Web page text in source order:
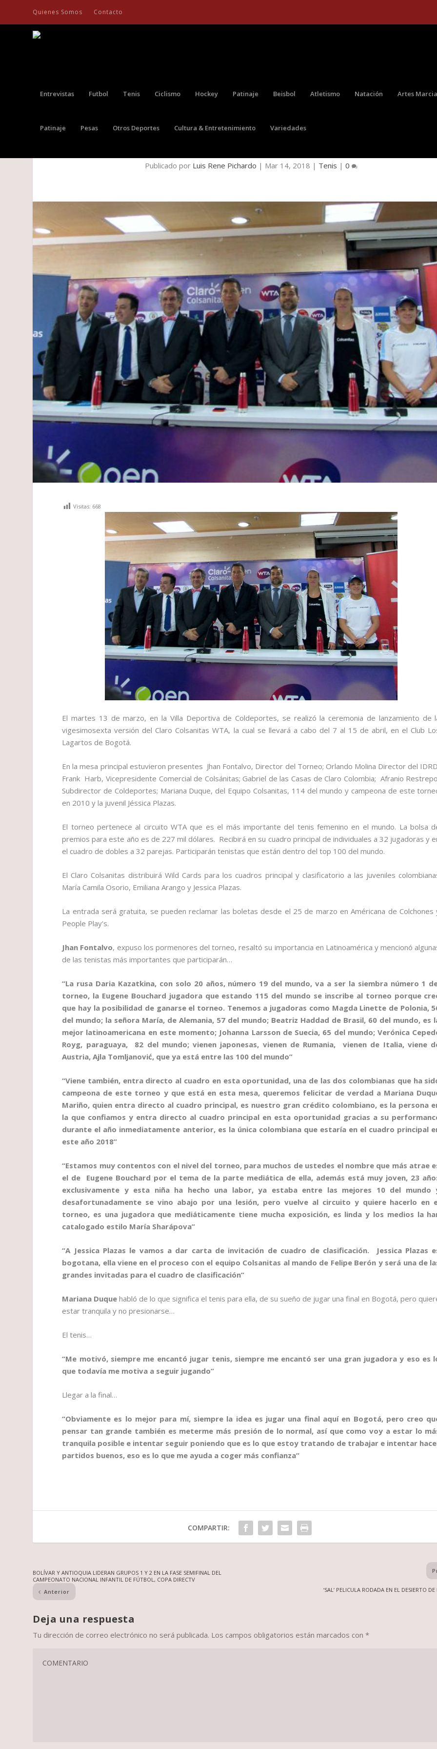
Quienes Somos Contacto
Entrevistas Futbol Tenis Ciclismo Hockey Patinaje Beisbol Atletismo Natación Artes
Patinaje Pesas Otros Deportes Cultura & Entretenimiento Variedades
Publicado por Luis Rene Pichardo | Mar 14, 2018 | Tenis | 0
Visitas: 668
El martes 13 de marzo, en la Villa Deportiva de Coldeportes, se realizó la ceremonia de lanzamiento de
vigesimosexta versión del Claro Colsanitas WTA, la cual se llevará a cabo del 7 al 15 de abril, en el Club
Lagartos de Bogotá.
En la mesa principal estuvieron presentes Jhan Fontalvo, Director del Torneo; Orlando Molina Director del
Frank Harb, Vicepresidente Comercial de Colsánitas; Gabriel de las Casas de Claro Colombia; Afranio
Subdirector de Coldeportes; Mariana Duque, del Equipo Colsanitas, 114 del mundo y campeona de este
en 2010 y la juvenil Jéssica Plazas.
El torneo pertenece al circuito WTA que es el más importante del tenis femenino en el mundo. La bolsa
premios para este año es de 227 mil dólares. Recibirá en su cuadro principal de individuales a 32 jugadoras y
el cuadro de dobles a 32 parejas. Participarán tenistas que están dentro del top 100 del mundo.
El Claro Colsanitas distribuirá Wild Cards para los cuadros principal y clasificatorio a las juveniles
María Camila Osorio, Emiliana Arango y Jessica Plazas.
La entrada será gratuita, se pueden reclamar las boletas desde el 25 de marzo en Américana de Colchones
People Play’s.
Jhan Fontalvo, expuso los pormenores del torneo, resaltó su importancia en Latinoamérica y mencionó
de las tenistas más importantes que participarán…
“La rusa Daria Kazatkina, con solo 20 años, número 19 del mundo, va a ser la siembra número 1
torneo, la Eugene Bouchard jugadora que estando 115 del mundo se inscribe al torneo porque
que hay la posibilidad de ganarse el torneo. Tenemos a jugadoras como Magda Linette de Polonia,
del mundo; la señora María, de Alemania, 57 del mundo; Beatriz Haddad de Brasil, 60 del mundo, es
mejor latinoamericana en este momento; Johanna Larsson de Suecia, 65 del mundo; Verónica
Royg, paraguaya, 82 del mundo; vienen japonesas, vienen de Rumania, vienen de Italia, viene
Austria, Ajla Tomljanović, que ya está entre las 100 del mundo”
“Viene también, entra directo al cuadro en esta oportunidad, una de las dos colombianas que ha
campeona de este torneo y que está en esta mesa, queremos felicitar de verdad a Mariana
Mariño, quien entra directo al cuadro principal, es nuestro gran crédito colombiano, es la persona
la que confiamos y entra directo al cuadro principal en esta oportunidad gracias a su
durante el año inmediatamente anterior, es la única colombiana que estaría en el cuadro principal
este año 2018”
“Estamos muy contentos con el nivel del torneo, para muchos de ustedes el nombre que más atrae
el de Eugene Bouchard por el tema de la parte mediática de ella, además está muy joven, 23
exclusivamente y esta niña ha hecho una labor, ya estaba entre las mejores 10 del mundo
desafortunadamente se vino abajo por una lesión, pero vuelve al circuito y quiere hacerlo en
torneo, es una jugadora que mediáticamente tiene mucha exposición, es linda y los medios la
catalogado estilo María Sharápova”
“A Jessica Plazas le vamos a dar carta de invitación de cuadro de clasificación. Jessica Plazas
bogotana, ella viene en el proceso con el equipo Colsanitas al mando de Felipe Berón y será una de
grandes invitadas para el cuadro de clasificación”
Mariana Duquehabló de lo que significa el tenis para ella, de su sueño de jugar una final en Bogotá, pero
estar tranquila y no presionarse…
El tenis…
“Me motivó, siempre me encantó jugar tenis, siempre me encantó ser una gran jugadora y eso es
que todavía me motiva a seguir jugando”
Llegar a la final…
“Obviamente es lo mejor para mí, siempre la idea es jugar una final aquí en Bogotá, pero creo
pensar tan grande también es meterme más presión de lo normal, así que como voy a estar lo
tranquila posible e intentar seguir poniendo que es lo que estoy tratando de trabajar e intentar
partidos buenos, eso es lo que me ayuda a coger más confianza”
COMPARTIR:
BOLÍVAR Y ANTIOQUIA LIDERAN GRUPOS 1 Y 2 EN LA FASE SEMIFINAL DEL
CAMPEONATO NACIONAL INFANTIL DE FÚTBOL, COPA DIRECTV
Anterior
‘SAL’ PELICULA RODADA EN EL DESIERTO
Deja una respuesta
Tu dirección de correo electrónico no será publicada. Los campos obligatorios están marcados con*